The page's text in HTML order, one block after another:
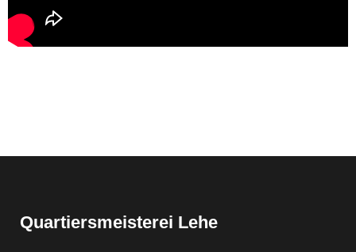
Quartiersmeisterei Lehe